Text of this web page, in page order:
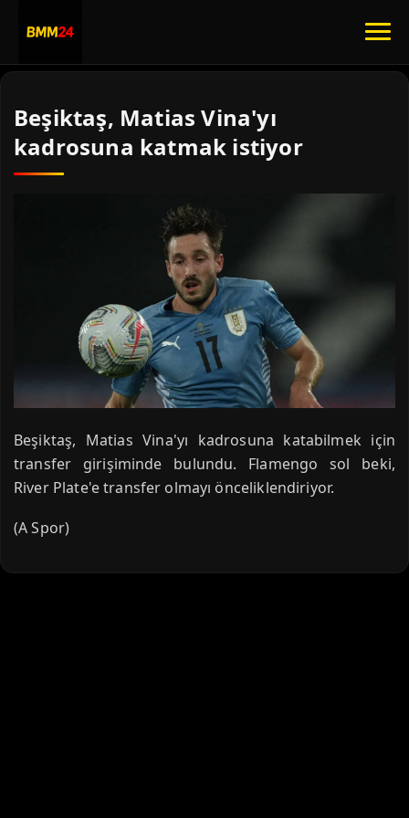
Beşiktaş, Matias Vina'yı
kadrosuna katmak istiyor
Beşiktaş, Matias Vina'yı kadrosuna katabilmek için
transfer girişiminde bulundu. Flamengo sol beki,
River Plate'e transfer olmayı önceliklendiriyor.
(A Spor)